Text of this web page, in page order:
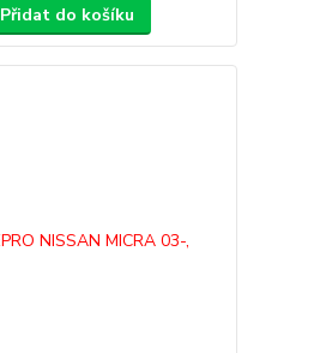
Přidat do košíku